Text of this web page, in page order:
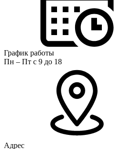
График работы
Пн – Пт с 9 до 18
Адрес